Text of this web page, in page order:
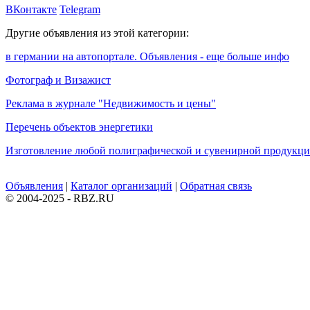
ВКонтакте Telegram
Другие объявления из этой категории:
в германии на автопортале. Объявления - еще больше инфо
Фотограф и Визажист
Реклама в журнале "Недвижимость и цены"
Перечень объектов энергетики
Изготовление любой полиграфической и сувенирной
Объявления | Каталог организаций | Обратная связь
© 2004-2025 - RBZ.RU